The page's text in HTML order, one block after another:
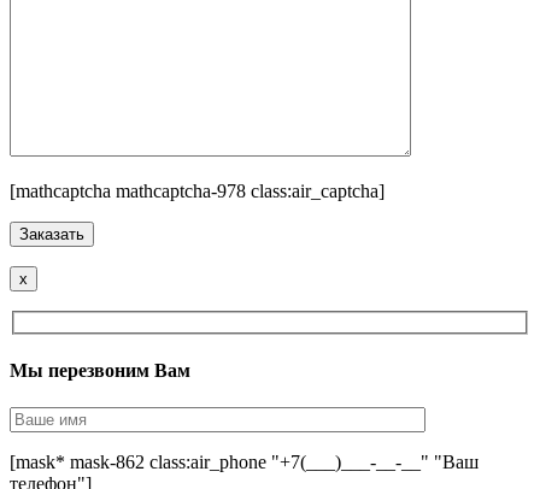
[mathcaptcha mathcaptcha-978 class:air_captcha]
x
Мы перезвоним Вам
[mask* mask-862 class:air_phone "+7(___)___-__-__" "Ваш
телефон"]